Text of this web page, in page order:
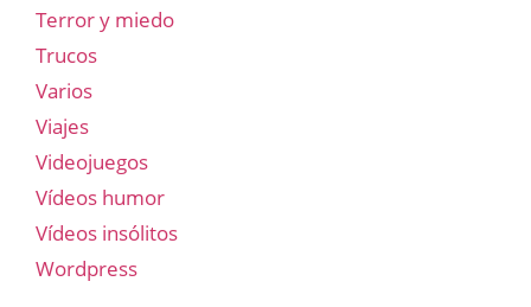
Terror y miedo
Trucos
Varios
Viajes
Videojuegos
Vídeos humor
Vídeos insólitos
Wordpress